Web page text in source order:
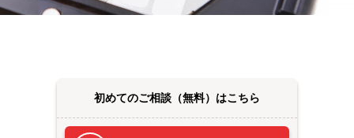
初めてのご相談 （無料） はこちら